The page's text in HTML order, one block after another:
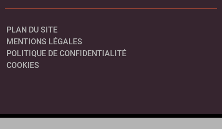
PLAN DU SITE
MENTIONS LÉGALES
POLITIQUE DE CONFIDENTIALITÉ
COOKIES